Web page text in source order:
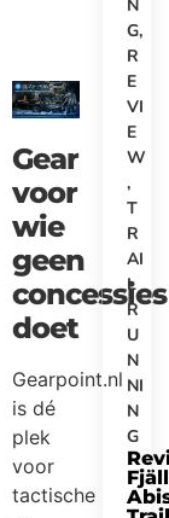
Gear
voor
wie
geen
concessies
doet
Gearpoint.nl
is dé
plek
voor
tactische
N
G,
R
E
VI
E
W
,
T
R
AI
L
R
U
N
NI
N
G